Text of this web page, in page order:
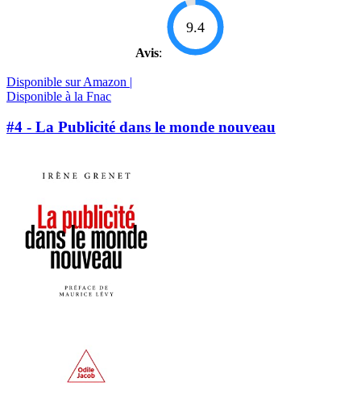
Avis:
9.4
Disponible sur Amazon |
Disponible à la Fnac
#4 - La Publicité dans le monde nouveau